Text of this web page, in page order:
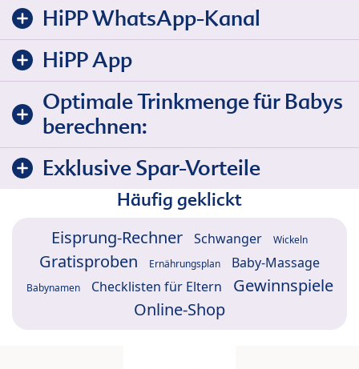
HiPP WhatsApp-Kanal
HiPP App
Optimale Trinkmenge für Babys
berechnen:
Exklusive Spar-Vorteile
Häufig geklickt
Eisprung-Rechner Schwanger Wickeln
Gratisproben Ernährungsplan Baby-Massage
Babynamen Checklisten für Eltern
Gewinnspiele
Online-Shop